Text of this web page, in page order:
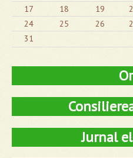
17
18 19
24
25 26
31
Jurnal